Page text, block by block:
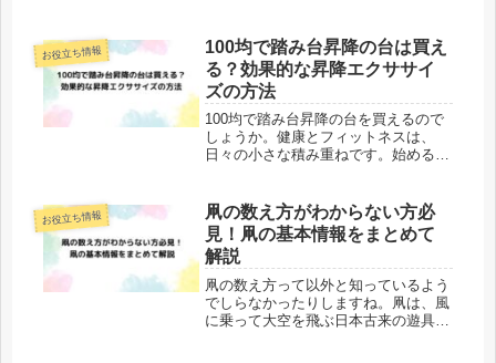
どころはどんなところなのでしょう
か。今回は、別府クリスマスファンタ
ジア...
お役立ち情報
100均で踏み台昇降の台は買え
る？効果的な昇降エクササイ
ズの方法
100均で踏み台昇降の台を買えるので
しょうか。健康とフィットネスは、
日々の小さな積み重ねです。始めるの
ば気軽にはじめられますね。この記事
では、100均で踏み台昇降の台は買...
お役立ち情報
凧の数え方がわからない方必
見！凧の基本情報をまとめて
解説
凧の数え方って以外と知っているよう
でしらなかったりしますね。凧は、風
に乗って大空を飛ぶ日本古来の遊具